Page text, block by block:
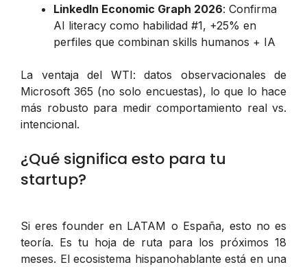
LinkedIn Economic Graph 2026: Confirma
AI literacy como habilidad #1, +25% en
perfiles que combinan skills humanos + IA
La ventaja del WTI: datos observacionales de
Microsoft 365 (no solo encuestas), lo que lo hace
más robusto para medir comportamiento real vs.
intencional.
¿Qué significa esto para tu
startup?
Si eres founder en LATAM o España, esto no es
teoría. Es tu hoja de ruta para los próximos 18
meses. El ecosistema hispanohablante está en una